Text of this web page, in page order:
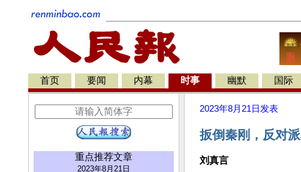
首页 要闻 内幕 时事 幽默 国际
重点推荐文章
2023年8月21日
2023年8月21日 发表
扳倒秦刚，反对
刘真言